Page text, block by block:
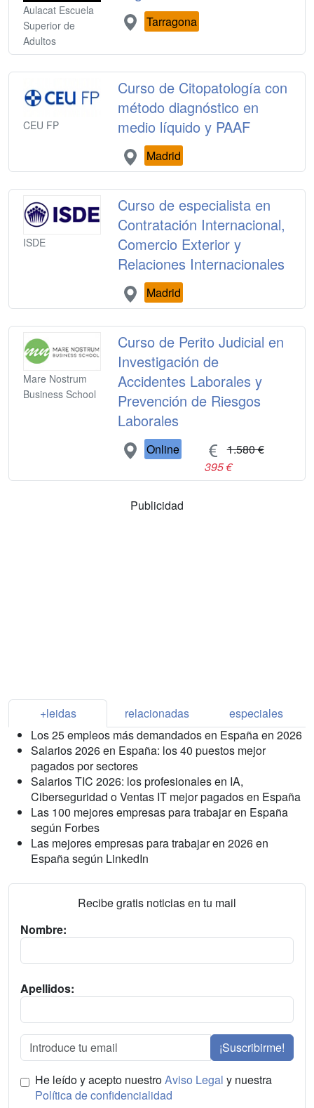
Aulacat Escuela
Superior de
Adultos
Tarragona
CEU FP
Curso de Citopatología con
método diagnóstico en
medio líquido y PAAF
Madrid
ISDE
Curso de especialista en
Contratación Internacional,
Comercio Exterior y
Relaciones Internacionales
Madrid
Mare Nostrum
Business School
Curso de Perito Judicial en
Investigación de
Accidentes Laborales y
Prevención de Riesgos
Laborales
Online
1.580 €
395 €
Publicidad
+leidas relacionadas
especiales
Los 25 empleos más demandados en España en 2026
Salarios 2026 en España: los 40 puestos mejor
pagados por sectores
Salarios TIC 2026: los profesionales en IA,
Ciberseguridad o Ventas IT mejor pagados en España
Las 100 mejores empresas para trabajar en España
según Forbes
Las mejores empresas para trabajar en 2026 en
España según LinkedIn
Recibe gratis noticias en tu mail
Nombre:
Apellidos:
¡Suscribirme!
He leído y acepto nuestroAviso Legal y nuestra
Política de confidencialidad